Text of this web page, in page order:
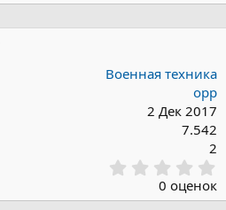
Военная техника
орр
2 Дек 2017
7.542
2
,
0
0 оценок